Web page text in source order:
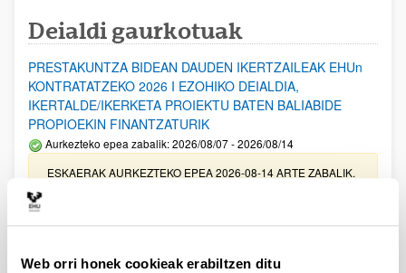
Web orri honek cookieak erabiltzen ditu
Deialdi gaurkotuak
PRESTAKUNTZA BIDEAN DAUDEN IKERTZAILEAK EHUn
KONTRATATZEKO 2026 I EZOHIKO DEIALDIA,
IKERTALDE/IKERKETA PROIEKTU BATEN BALIABIDE
PROPIOEKIN FINANTZATURIK
Aurkezteko epea zabalik: 2026/08/07 - 2026/08/14
ESKAERAK AURKEZTEKO EPEA 2026-08-14 ARTE ZABALIK.
UPV/EHUn Azpiegitura Zientifikoa eta Funts Bibliografikoak